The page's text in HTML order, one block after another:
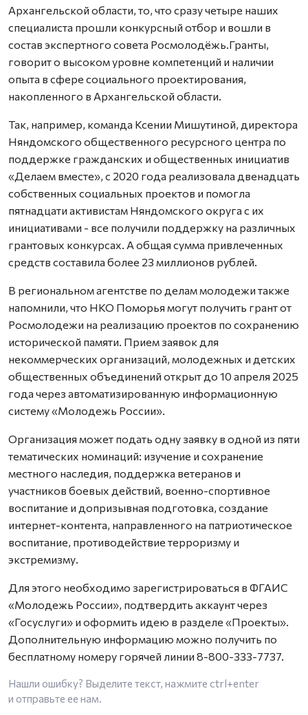
Архангельской области, то, что сразу четыре наших
специалиста прошли конкурсный отбор и вошли в
состав экспертного совета Росмолодёжь.Гранты,
говорит о высоком уровне компетенций и наличии
опыта в сфере социального проектирования,
накопленного в Архангельской области.
Так, например, команда Ксении Мишутиной, директора
Няндомского общественного ресурсного центра по
поддержке гражданских и общественных инициатив
«Делаем вместе», с 2020 года реализовала двенадцать
собственных социальных проектов и помогла
пятнадцати активистам Няндомского округа с их
инициативами - все получили поддержку на различных
грантовых конкурсах. А общая сумма привлеченных
средств составила более 23 миллионов рублей.
В региональном агентстве по делам молодежи также
напомнили, что НКО Поморья могут получить грант от
Росмолодежи на реализацию проектов по сохранению
исторической памяти. Прием заявок для
некоммерческих организаций, молодежных и детских
общественных объединений открыт до 10 апреля 2025
года через автоматизированную информационную
систему «Молодежь России».
Организация может подать одну заявку в одной из пяти
тематических номинаций: изучение и сохранение
местного наследия, поддержка ветеранов и
участников боевых действий, военно-спортивное
воспитание и допризывная подготовка, создание
интернет-контента, направленного на патриотическое
воспитание, противодействие терроризму и
экстремизму.
Для этого необходимо зарегистрироваться в ФГАИС
«Молодежь России», подтвердить аккаунт через
«Госуслуги» и оформить идею в разделе «Проекты».
Дополнительную информацию можно получить по
бесплатному номеру горячей линии 8-800-333-7737.
Нашли ошибку? Выделите текст, нажмите ctrl+enter
и отправьте ее нам.